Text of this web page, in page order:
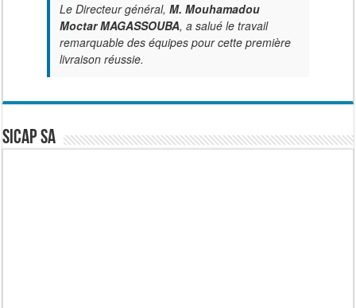
Le Directeur général, M. Mouhamadou
Moctar MAGASSOUBA, a salué le travail
remarquable des équipes pour cette première
livraison réussie.
SICAP SA